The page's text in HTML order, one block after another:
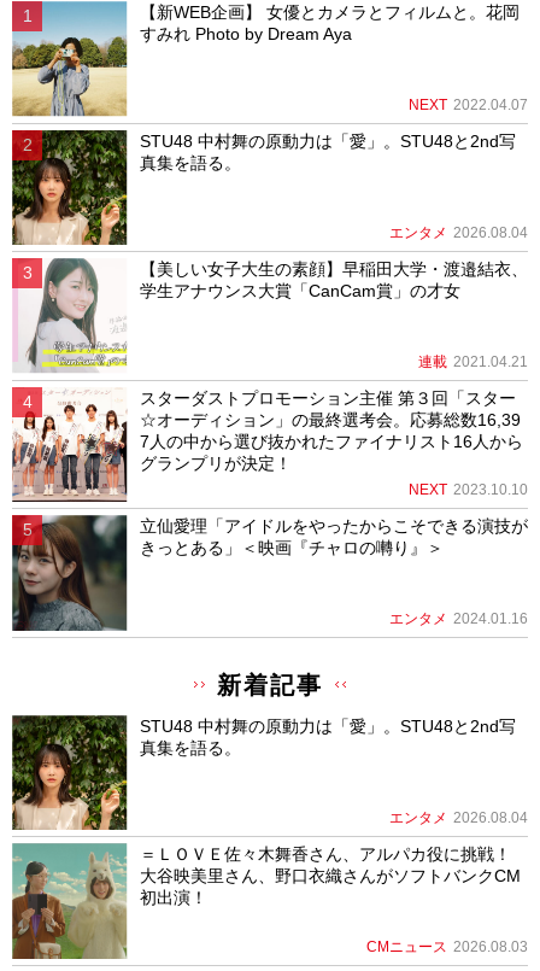
【新WEB企画】 女優とカメラとフィルムと。花岡
すみれ Photo by Dream Aya
NEXT 2022.04.07
STU48 中村舞の原動力は「愛」。STU48と2nd写
真集を語る。
エンタメ 2026.08.04
【美しい女子大生の素顔】早稲田大学・渡邉結衣、
学生アナウンス大賞「CanCam賞」の才女
連載 2021.04.21
スターダストプロモーション主催 第３回「スター
☆オーディション」の最終選考会。応募総数16,39
7人の中から選び抜かれたファイナリスト16人から
グランプリが決定！
NEXT 2023.10.10
立仙愛理「アイドルをやったからこそできる演技が
きっとある」＜映画『チャロの囀り』＞
エンタメ 2024.01.16
新着記事
STU48 中村舞の原動力は「愛」。STU48と2nd写
真集を語る。
エンタメ 2026.08.04
＝ＬＯＶＥ佐々木舞香さん、アルパカ役に挑戦！
大谷映美里さん、野口衣織さんがソフトバンクCM
初出演！
CMニュース 2026.08.03